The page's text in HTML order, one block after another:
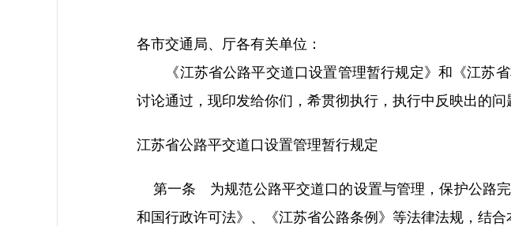
各市交通局、厅各有关单位：
《江苏省公路平交道口设置管理暂行规定》和《江苏省
讨论通过，现印发给你们，希贯彻执行，执行中反映出的问
江苏省公路平交道口设置管理暂行规定
第一条 为规范公路平交道口的设置与管理，保护公路
和国行政许可法》、《江苏省公路条例》等法律法规，结合